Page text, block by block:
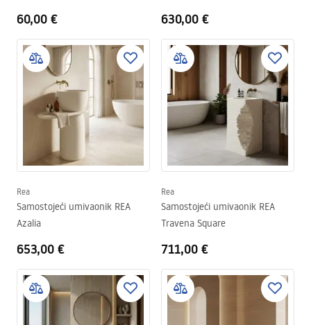
60,00 € 630,00 €
Rea
Samostojeći umivaonik REA
Azalia
653,00 €
Rea
Samostojeći umivaonik REA
Travena Square
711,00 €